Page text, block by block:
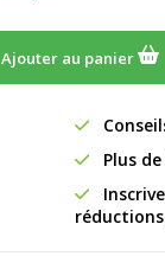
Ajouter au panier
Plus